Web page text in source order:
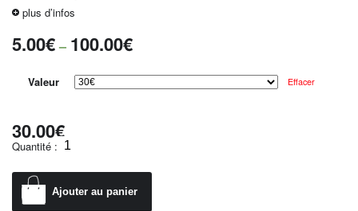
plus d’infos
5.00€– 100.00€
Valeur Effacer
30.00€
Quantité :
Ajouter au panier